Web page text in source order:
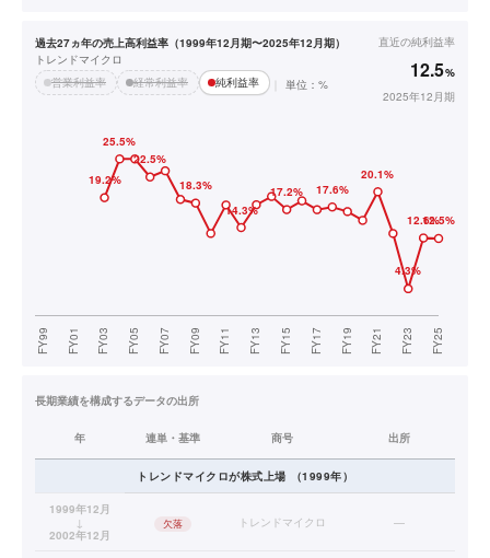
過去27ヵ年の売上高利益率（1999年12月期〜2025年12月期）
トレンドマイクロ
営業利益率
経常利益率 純利益率 単位：%
直近の純利益率
12.5%
2025年12月期
長期業績を構成するデータの出所
年 連単・基準 商号 出所
トレンドマイクロが株式上場 （1999年）
1999年12月
↓
2002年12月
欠落 トレンドマイクロ —